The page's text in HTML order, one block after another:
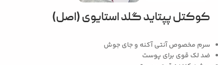
کوکتل پپتاید گلد استایوی (اصل)
سرم مخصوص آنتی آکنه و جای جوش
ضد لک قوی برای پوست